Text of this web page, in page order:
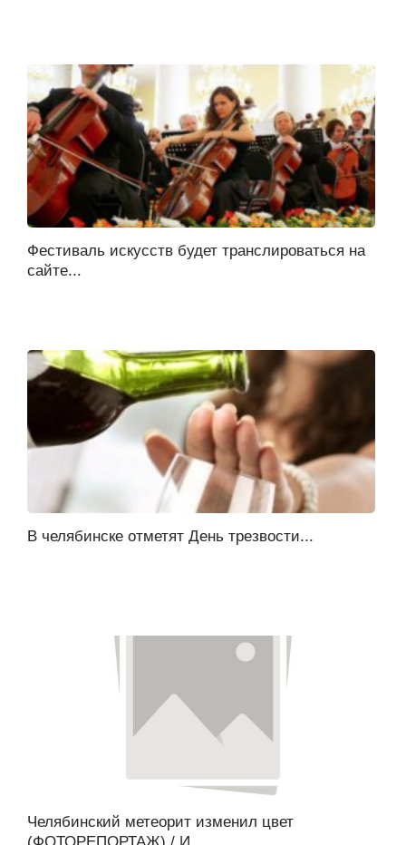
Фестиваль искусств будет транслироваться на
сайте...
В челябинске отметят День трезвости...
Челябинский метеорит изменил цвет
(ФОТОРЕПОРТАЖ) / И...